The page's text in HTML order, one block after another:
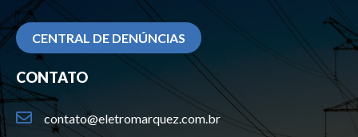
CONTATO
contato@eletromarquez.com.br
CENTRAL DE DENÚNCIAS